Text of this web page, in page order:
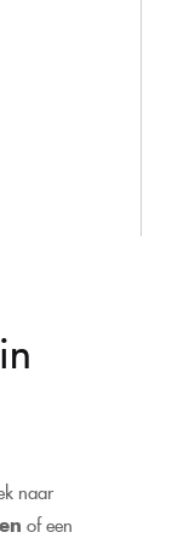
naar
of een